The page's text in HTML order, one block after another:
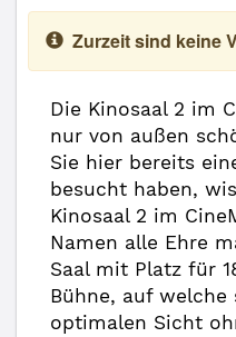
Zurzeit sind keine
Die Kinosaal 2 im
nur von außen
Sie hier bereits
besucht haben,
Kinosaal 2 im
Namen alle Ehre
Saal mit Platz für
Bühne, auf welche
optimalen Sicht